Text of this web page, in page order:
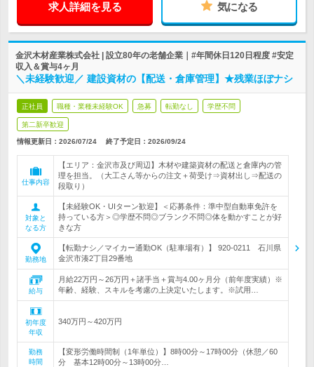
求人詳細を見る 気になる
金沢木材産業株式会社 | 設立80年の老舗企業｜#年間休日120日程度 #安定
収入＆賞与4ヶ月
＼未経験歓迎／ 建設資材の【配送・倉庫管理】★残業ほぼナシ
正社員 職種・業種未経験OK 急募 転勤なし 学歴不問
第二新卒歓迎
情報更新日：2026/07/24 終了予定日： 2026/09/24
仕事内容
【エリア：金沢市及び周辺】木材や建築資材の配送と倉庫内の管
理を担当。（大工さん等からの注文＋荷受け⇒資材出し⇒配送の
段取り）
対象と
なる方
【未経験OK・UIターン歓迎】＜応募条件：準中型自動車免許を
持っている方＞◎学歴不問◎ブランク不問◎体を動かすことが好
きな方
勤務地
【転勤ナシ／マイカー通勤OK（駐車場有）】 920‐0211 石川県
金沢市湊2丁目29番地
給与
月給22万円～26万円＋諸手当＋賞与4.00ヶ月分（前年度実績）※
年齢、経験、スキルを考慮の上決定いたします。※試用…
初年度
年収
340万円～420万円
勤務
時間
【変形労働時間制（1年単位）】8時00分～17時00分（休憩／60
分 基本12時00分～13時00分…